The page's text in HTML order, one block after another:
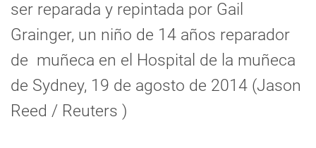
ser reparada y repintada por Gail
Grainger, un niño de 14 años reparador
de muñeca en el Hospital de la muñeca
de Sydney, 19 de agosto de 2014 (Jason
Reed / Reuters )